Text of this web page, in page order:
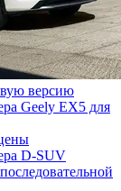
версию
Geely EX5 для
D-SUV